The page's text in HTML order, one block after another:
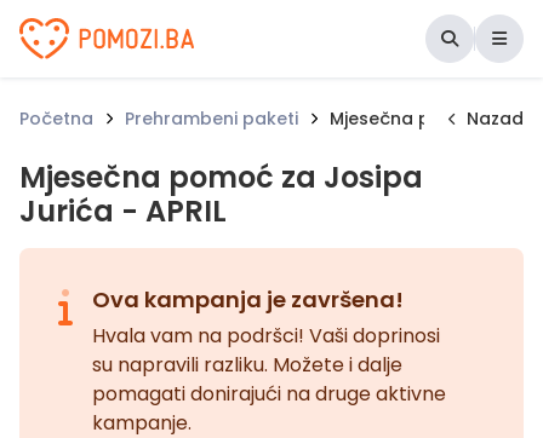
Udruženje Pomozi.ba
Početna Prehrambeni paketi Mjesečna pomoć za
Nazad
Mjesečna pomoć za Josipa
Jurića - APRIL
Ova kampanja je završena!
Hvala vam na podršci! Vaši doprinosi
su napravili razliku. Možete i dalje
pomagati donirajući na druge aktivne
kampanje.